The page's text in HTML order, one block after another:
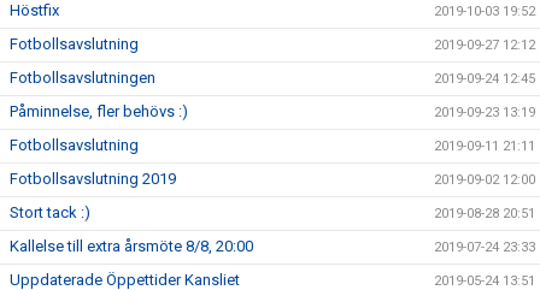
Höstfix 2019-10-03 19:52
Fotbollsavslutning 2019-09-27 12:12
Fotbollsavslutningen 2019-09-24 12:45
Påminnelse, fler behövs :) 2019-09-23 13:19
Fotbollsavslutning 2019-09-11 21:11
Fotbollsavslutning 2019 2019-09-02 12:00
Stort tack :) 2019-08-28 20:51
Kallelse till extra årsmöte 8/8, 20:00 2019-07-24 23:33
Uppdaterade Öppettider Kansliet 2019-05-24 13:51